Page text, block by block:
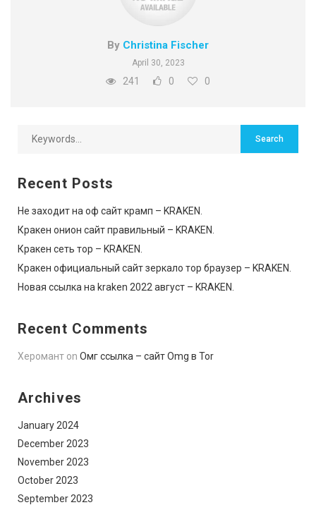
By Christina Fischer
April 30, 2023
241 0 0
Recent Posts
Не заходит на оф сайт крамп – KRAKEN.
Кракен онион сайт правильный – KRAKEN.
Кракен сеть тор – KRAKEN.
Кракен официальный сайт зеркало тор браузер – KRAKEN.
Новая ссылка на kraken 2022 август – KRAKEN.
Recent Comments
Херомант on Омг ссылка – сайт Omg в Tor
Archives
January 2024
December 2023
November 2023
October 2023
September 2023